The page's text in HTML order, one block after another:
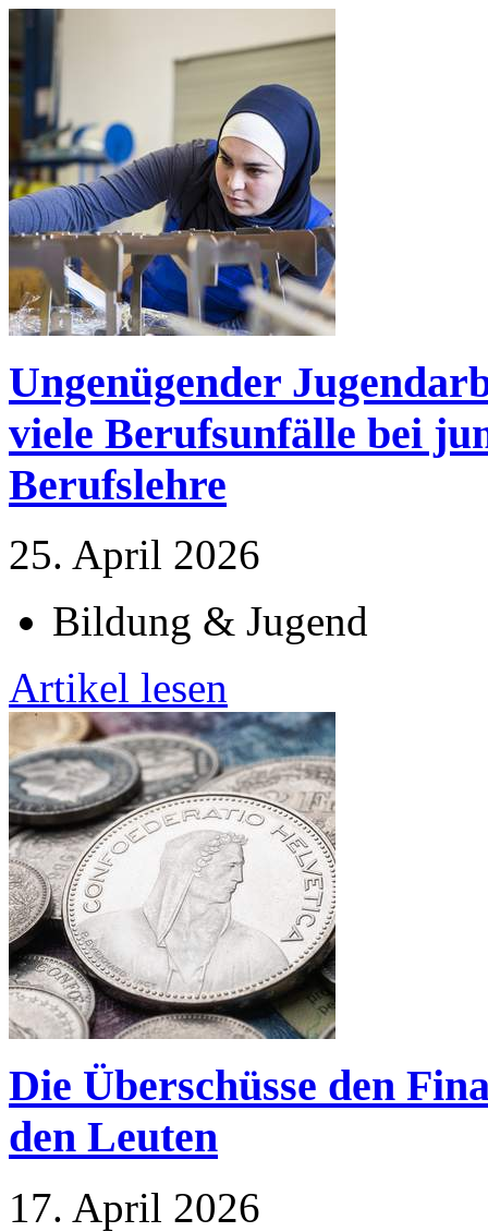
Ungenügender
viele Berufsunfälle bei
Berufslehre
25. April 2026
Bildung & Jugend
Artikel lesen
Die Überschüsse den
den Leuten
17. April 2026